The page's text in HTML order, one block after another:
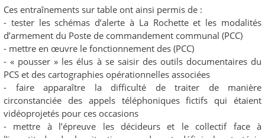
Ces entraînements sur table ont ainsi permis de :
- tester les schémas d’alerte à La Rochette et les modalités
d’armement du Poste de commandement communal (PCC)
- mettre en œuvre le fonctionnement des (PCC)
- « pousser » les élus à se saisir des outils documentaires du
PCS et des cartographies opérationnelles associées
- faire apparaître la difficulté de traiter de manière
circonstanciée des appels téléphoniques fictifs qui étaient
vidéoprojetés pour ces occasions
- mettre à l’épreuve les décideurs et le collectif face à